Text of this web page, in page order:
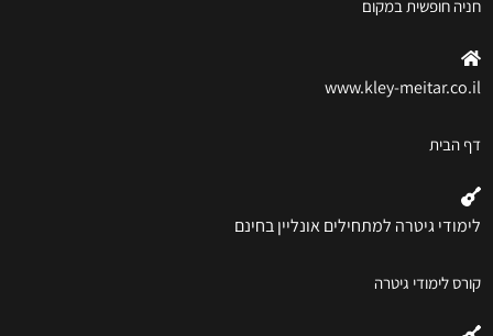
חניה חופשית במקום
www.kley-meitar.co.il
דף הבית
לימודי גיטרה למתחילים אונליין בחינם
קורס לימודי גיטרה